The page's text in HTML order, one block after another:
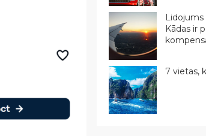
Lidojums
Kādas ir
7 vietas,